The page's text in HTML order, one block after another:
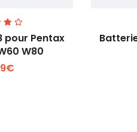
+
pour Pentax
W80